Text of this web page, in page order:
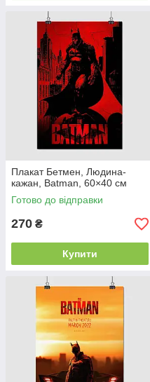
Плакат Бетмен, Людина-
кажан, Batman, 60×40 см
Готово до відправки
270 ₴
Купити